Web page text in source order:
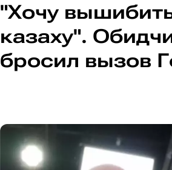
"Хочу
казаху".
бросил вызов